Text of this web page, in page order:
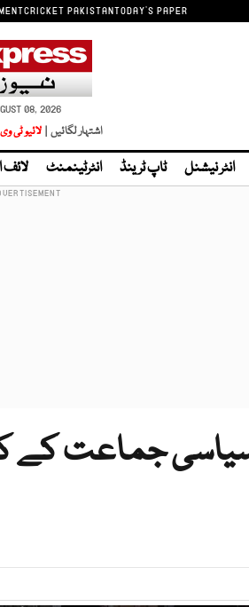
CRICKET PAKISTANTODAY'S PAPER
08, 2026
اشتہار لگائیں | لائیو ٹی وی
انٹر نیشنل ٹاپ ٹرینڈ انٹرٹینمنٹ لائف
سیاسی جماعت کے